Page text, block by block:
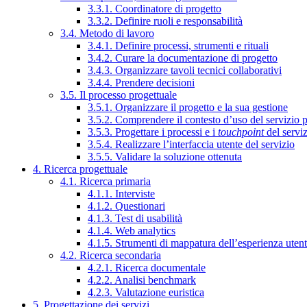
3.3.1. Coordinatore di progetto
3.3.2. Definire ruoli e responsabilità
3.4. Metodo di lavoro
3.4.1. Definire processi, strumenti e rituali
3.4.2. Curare la documentazione di progetto
3.4.3. Organizzare tavoli tecnici collaborativi
3.4.4. Prendere decisioni
3.5. Il processo progettuale
3.5.1. Organizzare il progetto e la sua gestione
3.5.2. Comprendere il contesto d’uso del servizio
3.5.3. Progettare i processi e i touchpointdel
3.5.4. Realizzare l’interfaccia utente del servizio
3.5.5. Validare la soluzione ottenuta
4. Ricerca progettuale
4.1. Ricerca primaria
4.1.1. Interviste
4.1.2. Questionari
4.1.3. Test di usabilità
4.1.4. Web analytics
4.1.5. Strumenti di mappatura dell’esperienza
4.2. Ricerca secondaria
4.2.1. Ricerca documentale
4.2.2. Analisi benchmark
4.2.3. Valutazione euristica
5. Progettazione dei servizi